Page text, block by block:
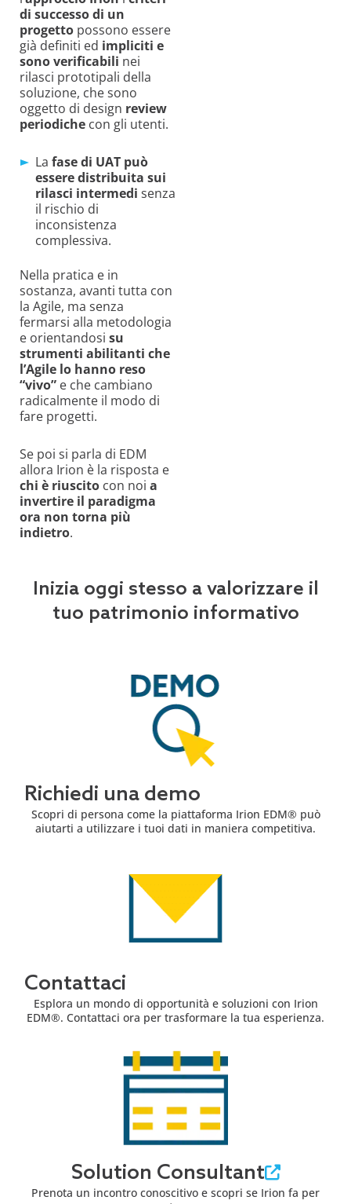
di successo di un
progetto possono essere
già definiti ed impliciti e
sono verificabili nei
rilasci prototipali della
soluzione, che sono
oggetto di design review
periodiche con gli utenti.
La fase di UAT può
essere distribuita sui
rilasci intermedi senza
il rischio di
inconsistenza
complessiva.
Nella pratica e in
sostanza, avanti tutta con
la Agile, ma senza
fermarsi alla metodologia
e orientandosi su
strumenti abilitanti che
l’Agile lo hanno reso
“vivo” e che cambiano
radicalmente il modo di
fare progetti.
Se poi si parla di EDM
allora Irion è la risposta e
chi è riuscito con noi a
invertire il paradigma
ora non torna più
indietro.
Inizia oggi stesso a valorizzare il
tuo patrimonio informativo
Richiedi una demo
Scopri di persona come la piattaforma Irion EDM® può
aiutarti a utilizzare i tuoi dati in maniera competitiva.
Contattaci
Esplora un mondo di opportunità e soluzioni con Irion
EDM®. Contattaci ora per trasformare la tua esperienza.
Solution Consultant
Prenota un incontro conoscitivo e scopri se Irion fa per